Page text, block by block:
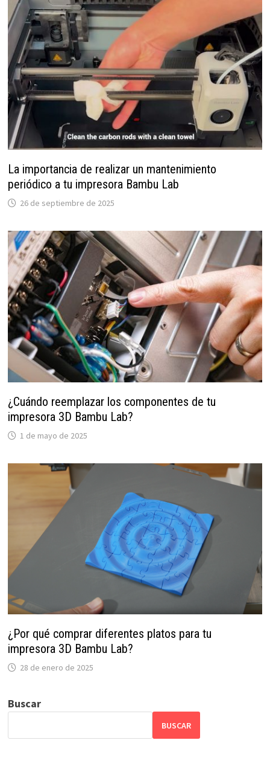
La importancia de realizar un mantenimiento
periódico a tu impresora Bambu Lab
26 de septiembre de 2025
¿Cuándo reemplazar los componentes de tu
impresora 3D Bambu Lab?
1 de mayo de 2025
¿Por qué comprar diferentes platos para tu
impresora 3D Bambu Lab?
28 de enero de 2025
Buscar
BUSCAR